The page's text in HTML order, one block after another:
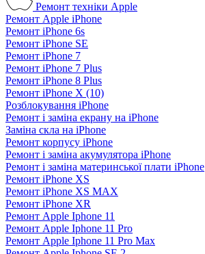
Ремонт техніки Apple
Ремонт Apple iPhone
Ремонт iPhone 6s
Ремонт iPhone SE
Ремонт iPhone 7
Ремонт iPhone 7 Plus
Ремонт iPhone 8 Plus
Ремонт iPhone X (10)
Розблокування iPhone
Ремонт і заміна екрану на iPhone
Заміна скла на iPhone
Ремонт корпусу iPhone
Ремонт і заміна акумулятора iPhone
Ремонт і заміна материнської плати iPhone
Ремонт iPhone XS
Ремонт iPhone XS MAX
Ремонт iPhone XR
Ремонт Apple Iphone 11
Ремонт Apple Iphone 11 Pro
Ремонт Apple Iphone 11 Pro Max